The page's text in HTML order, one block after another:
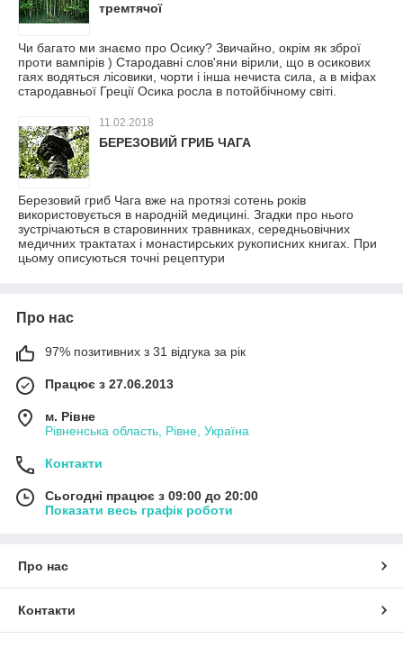
тремтячої
Чи багато ми знаємо про Осику? Звичайно, окрім як зброї
проти вампірів ) Стародавні слов'яни вірили, що в осикових
гаях водяться лісовики, чорти і інша нечиста сила, а в міфах
стародавньої Греції Осика росла в потойбічному світі.
11.02.2018
БЕРЕЗОВИЙ ГРИБ ЧАГА
Березовий гриб Чага вже на протязі сотень років
використовується в народній медицині. Згадки про нього
зустрічаються в старовинних травниках, середньовічних
медичних трактатах і монастирських рукописних книгах. При
цьому описуються точні рецептури
Про нас
97% позитивних з 31 відгука за рік
Працює з 27.06.2013
м. Рівне
Рівненська область, Рівне, Україна
Контакти
Сьогодні працює з 09:00 до 20:00
Показати весь графік роботи
Про нас
Контакти